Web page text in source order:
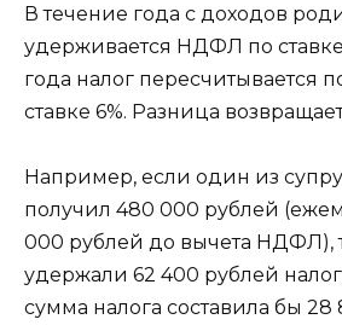
В течение года с доходов
удерживается НДФЛ по ставке
года налог пересчитывается
ставке 6%. Разница
Например, если один из
получил 480 000 рублей
000 рублей до вычета НДФЛ),
удержали 62 400 рублей
сумма налога составила бы 28